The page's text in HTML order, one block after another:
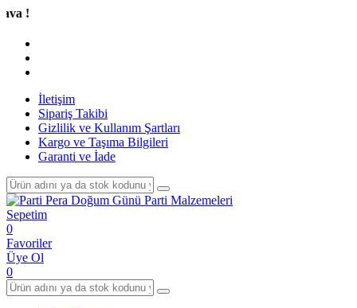
İletişim
Sipariş Takibi
Gizlilik ve Kullanım Şartları
Kargo ve Taşıma Bilgileri
Garanti ve İade
Sepetim
0
Favoriler
Üye Ol
0